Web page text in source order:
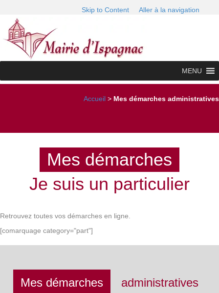
Skip to Content Aller à la navigation
MENU
Accueil > Mes démarches administratives
Mes démarches
Je suis un particulier
Retrouvez toutes vos démarches en ligne.
[comarquage category="part"]
Mes démarches administratives